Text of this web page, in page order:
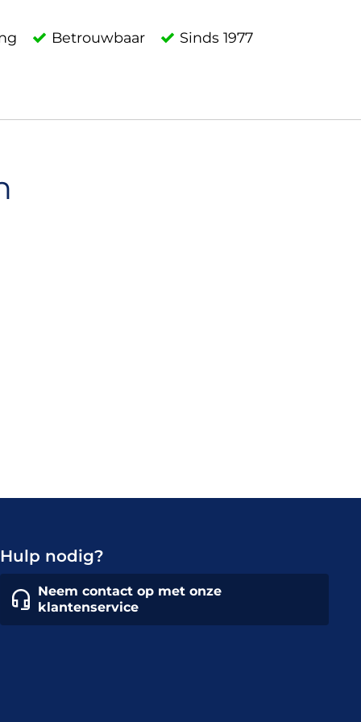
Betrouwbaar Sinds 1977
Hulp nodig?
Neem contact op met onze
klantenservice